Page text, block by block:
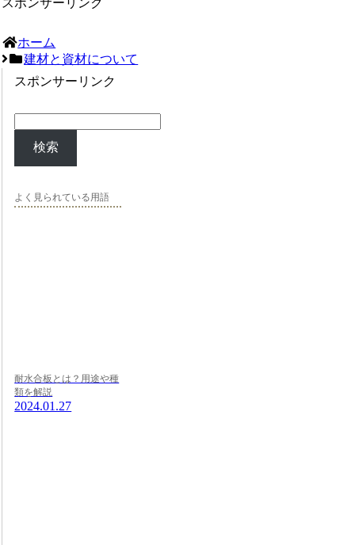
スポンサーリンク
ホーム
建材と資材について
スポンサーリンク
検索
よく見られている用語
耐水合板とは？用途や種
類を解説
2024.01.27